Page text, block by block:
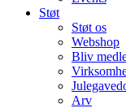
Støt
Støt os
Webshop
Bliv
Arv